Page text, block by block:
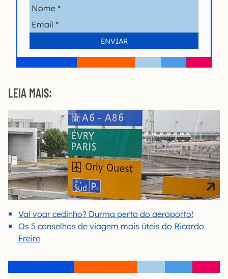
LEIA MAIS:
Vai voar cedinho? Durma perto do aeroporto!
Os 5 conselhos de viagem mais úteis do Ricardo
Freire